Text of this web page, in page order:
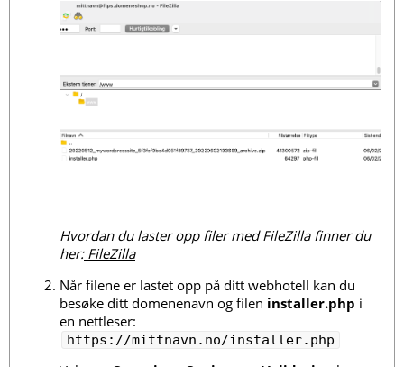
Hvordan du laster opp filer med FileZilla finner du
her:FileZilla
Når filene er lastet opp på ditt webhotell kan du
besøke ditt domenenavn og filen installer.php i
en nettleser:
https://mittnavn.no/installer.php